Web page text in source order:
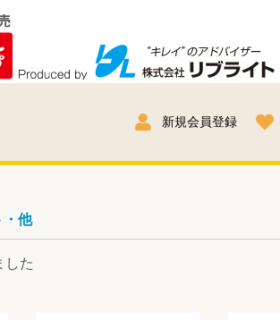
新規会員登録
・他
した